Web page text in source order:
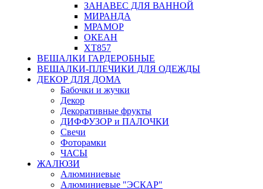
ЗАНАВЕС ДЛЯ ВАННОЙ
МИРАНДА
МРАМОР
ОКЕАН
ХТ857
ВЕШАЛКИ ГАРДЕРОБНЫЕ
ВЕШАЛКИ-ПЛЕЧИКИ ДЛЯ ОДЕЖДЫ
ДЕКОР ДЛЯ ДОМА
Бабочки и жучки
Декор
Декоративные фрукты
ДИФФУЗОР и ПАЛОЧКИ
Свечи
Фоторамки
ЧАСЫ
ЖАЛЮЗИ
Алюминиевые
Алюминиевые "ЭСКАР"